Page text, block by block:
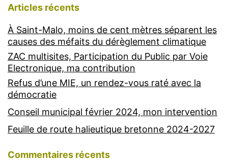
Articles récents
À Saint-Malo, moins de cent mètres séparent les
causes des méfaits du dérèglement climatique
ZAC multisites, Participation du Public par Voie
Electronique, ma contribution
Refus d’une MIE, un rendez-vous raté avec la
démocratie
Conseil municipal février 2024, mon intervention
Feuille de route halieutique bretonne 2024-2027
Commentaires récents